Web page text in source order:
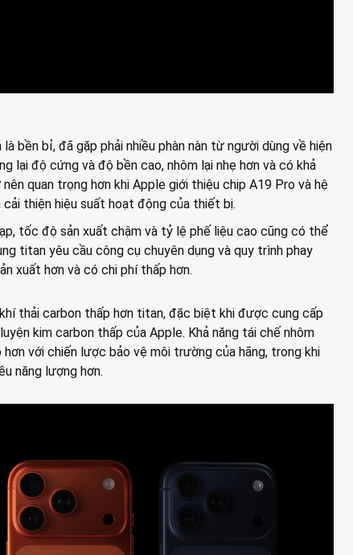
bền bỉ, đã gặp phải nhiều phàn nàn từ người dùng về hiện
lại độ cứng và độ bền cao, nhôm lại nhẹ hơn và có khả
quan trọng hơn khi Apple giới thiệu chip A19 Pro và hệ
thiện hiệu suất hoạt động của thiết bị.
tốc độ sản xuất chậm và tỷ lệ phế liệu cao cũng có thể
titan yêu cầu công cụ chuyên dụng và quy trình phay
xuất hơn và có chi phí thấp hơn.
thải carbon thấp hơn titan, đặc biệt khi được cung cấp
kim carbon thấp của Apple. Khả năng tái chế nhôm
hơn với chiến lược bảo vệ môi trường của hãng, trong khi
năng lượng hơn.